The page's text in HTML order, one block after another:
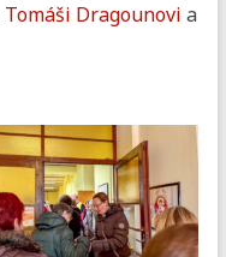
Tomáši Dragounovi a